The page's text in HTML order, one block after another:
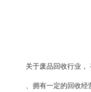
关于废品回收行业，
、拥有一定的回收